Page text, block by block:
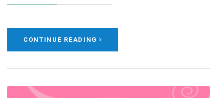
CONTINUE READING